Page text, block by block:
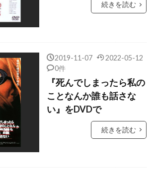
ン
フレック
ャシディ
ケイティ・ホームズ
ーメル
ケイティー・サイン
フェザーストン
ダブルデイ
モンゴメリー
ワックス
ンスレット
ケイト・バートン
続きを読む
2019-11-07
2022-05-12
0件
『死んでしまったら私の
ことなんか誰も話さな
い』をDVDで
続きを読む